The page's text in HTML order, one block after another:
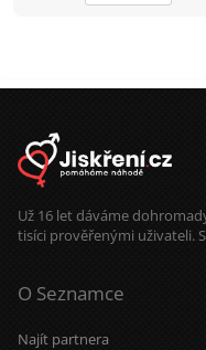
Už 16 let dáváme
tisíci prověřenými uživateli.
O Seznamce
Najít partnera